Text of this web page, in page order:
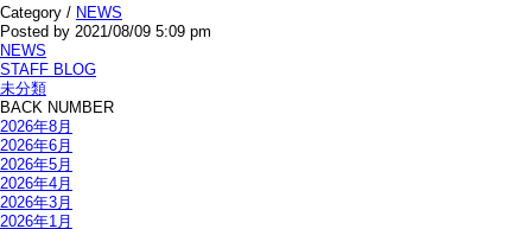
Category / NEWS
Posted by 2021/08/09 5:09 pm
NEWS
STAFF BLOG
未分類
BACK NUMBER
2026年8月
2026年6月
2026年5月
2026年4月
2026年3月
2026年1月